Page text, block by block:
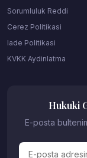
Sorumluluk Reddi
Cerez Politikasi
Iade Politikasi
KVKK Aydinlatma
Hukuki
E-posta